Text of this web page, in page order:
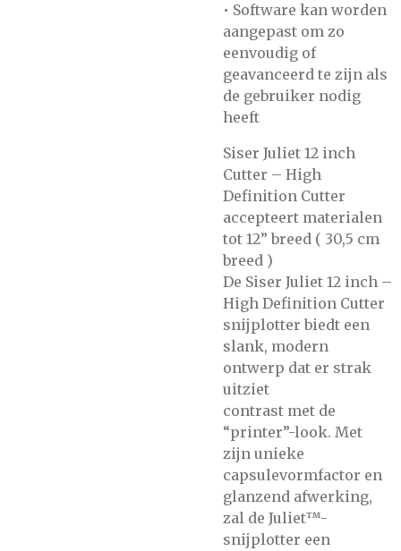
• Software kan worden
aangepast om zo
eenvoudig of
geavanceerd te zijn als
de gebruiker nodig
heeft
Siser Juliet 12 inch
Cutter – High
Definition Cutter
accepteert materialen
tot 12” breed ( 30,5 cm
breed )
De Siser Juliet 12 inch –
High Definition Cutter
snijplotter biedt een
slank, modern
ontwerp dat er strak
uitziet
contrast met de
“printer”-look. Met
zijn unieke
capsulevormfactor en
glanzend afwerking,
zal de Juliet™-
snijplotter een